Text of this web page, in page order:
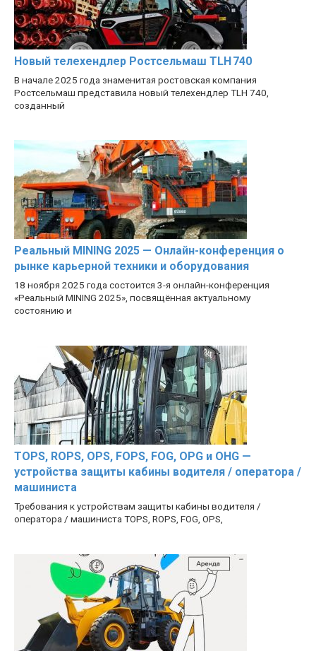
Новый телехендлер Ростсельмаш TLH 740
В начале 2025 года знаменитая ростовская компания
Ростсельмаш представила новый телехендлер TLH 740,
созданный
Реальный MINING 2025 — Онлайн-конференция о
рынке карьерной техники и оборудования
18 ноября 2025 года состоится 3-я онлайн-конференция
«Реальный MINING 2025», посвящённая актуальному
состоянию и
TOPS, ROPS, OPS, FOPS, FOG, OPG и OHG —
устройства защиты кабины водителя / оператора /
машиниста
Требования к устройствам защиты кабины водителя /
оператора / машиниста TOPS, ROPS, FOG, OPS,